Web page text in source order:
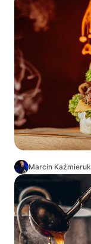
Marcin Kaźmieruk